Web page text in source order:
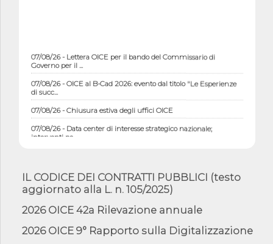
07/08/26 - Lettera OICE per il bando del Commissario di
Governo per il ...
07/08/26 - OICE al B-Cad 2026: evento dal titolo "Le Esperienze
di succ...
07/08/26 - Chiusura estiva degli uffici OICE
07/08/26 - Data center di interesse strategico nazionale;
interventi pe...
07/08/26 - Ponte sullo Stretto di Messina: deliberata la
sussistenza di...
07/08/26 - Tunnel Brennero, dal Cipess via libera al quinto lotto
costr...
06/08/26 - Istat, produzione industriale in calo dell'1% a giugno,
IL CODICE DEI CONTRATTI PUBBLICI (testo
aggiornato alla L. n. 105/2025)
2026 OICE 42a Rilevazione annuale
2026 OICE 9° Rapporto sulla Digitalizzazione